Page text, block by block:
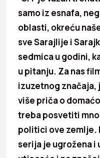
samo iz esnafa,
oblasti, okreću
sve Sarajlije i
sedmica u godini,
u pitanju. Za nas
izuzetnog značaja,
više priča o
treba posvetiti
politici ove zemlje.
serija je ugrožena i